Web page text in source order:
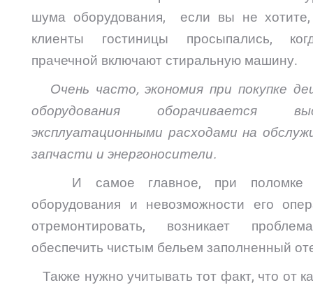
шума оборудования, если вы не
клиенты гостиницы просыпались,
прачечной включают стиральную машину.
Очень часто, экономия при покупке
оборудования оборачивается
эксплуатационными расходами на
запчасти и энергоносители.
И самое главное, при поломке
оборудования и невозможности его
отремонтировать, возникает
обеспечить чистым бельем заполненный
Также нужно учитывать тот факт, что от